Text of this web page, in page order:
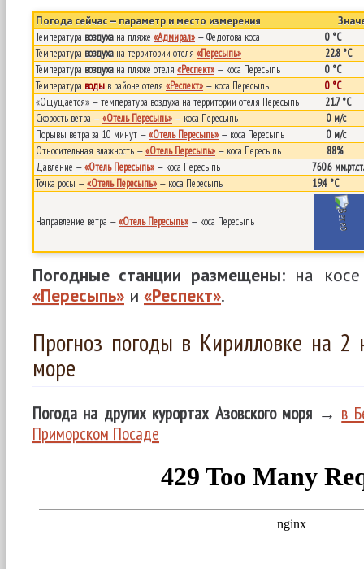
Погода сейчас — параметр и место измерения
Температура воздуха на пляже «Адмирал» — Федотова коса
0 °C
Температура воздуха на территории отеля «Пересыпь»
22.8 °C
Температура воздуха на пляже отеля «Респект» — коса Пересыпь
0 °C
Температура воды в районе отеля «Респект» — коса Пересыпь
0 °C
«Ощущается» — температура воздуха на территории отеля Пересыпь
21.7 °C
Скорость ветра —«Отель Пересыпь» — коса Пересыпь
0 м/с
Порывы ветра за 10 минут —«Отель Пересыпь» — коса Пересыпь
0 м/с
Относительная влажность —«Отель Пересыпь» — коса Пересыпь
88%
Давление —«Отель Пересыпь» — коса Пересыпь
760.6 мм.рт.ст.
Точка росы —«Отель Пересыпь» — коса Пересыпь 19.4 °C
Направление ветра —«Отель Пересыпь» — коса Пересыпь
Погодные станции размещены:на косе
«Пересыпь» и «Респект».
Прогноз погоды в Кирилловке на 2
море
Погода на других курортах Азовского моря → в
Приморском Посаде